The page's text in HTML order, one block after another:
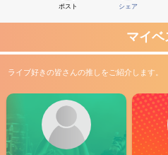
ポスト シェア
マイベ
ライブ好きの皆さんの推しをご紹介します。